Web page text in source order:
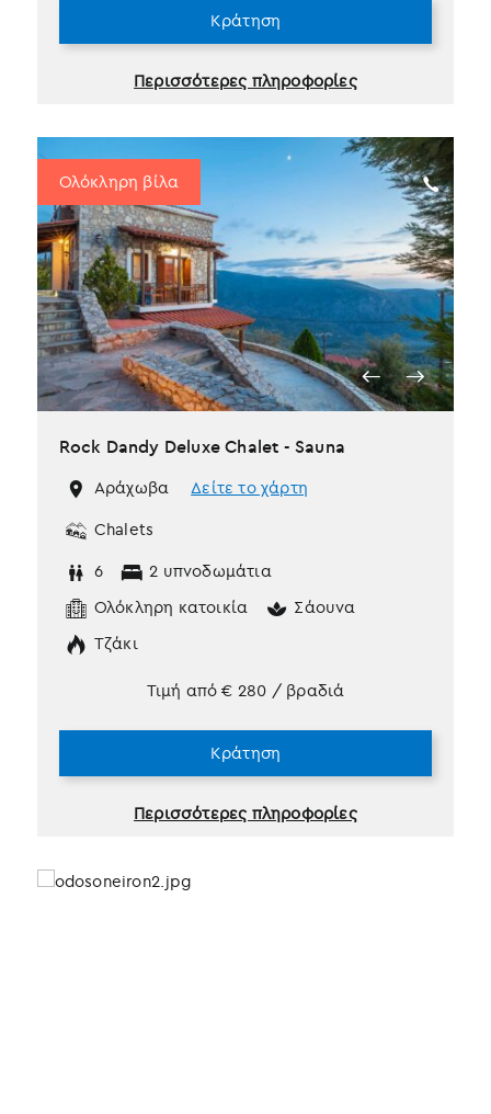
Περισσότερες πληροφορίες
Κράτηση
Ολόκληρη βίλα
Rock Dandy Deluxe Chalet - Sauna
Αράχωβα
Δείτε το χάρτη
Chalets
6
2 υπνοδωμάτια
Ολόκληρη κατοικία
Σάουνα
Τζάκι
Περισσότερες πληροφορίες
Τιμή από € 280 / βραδιά
Κράτηση